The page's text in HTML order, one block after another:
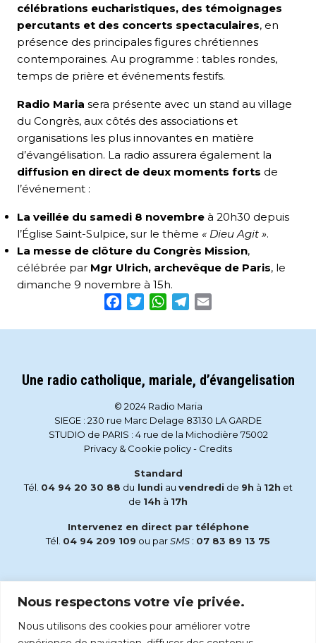
Nous respectons votre vie privée.
Nous utilisons des cookies pour améliorer votre
célébrations eucharistiques, des témoignages
percutants et des concerts spectaculaires, en
présence des principales figures chrétiennes
contemporaines. Au programme : tables rondes,
temps de prière et événements festifs.
Radio Maria sera présente avec un stand au village
du Congrès, aux côtés des associations et
organisations les plus innovantes en matière
d’évangélisation. La radio assurera également la
diffusion en direct de deux moments forts de
l’événement :
La veillée du samedi 8 novembre à 20h30 depuis
l’Église Saint-Sulpice, sur le thème « Dieu Agit ».
La messe de clôture du Congrès Mission,
célébrée par Mgr Ulrich, archevêque de Paris, le
dimanche 9 novembre à 15h.
Facebook
TwitterWhatsApp
Telegram
Une radio catholique, mariale, d’évangelisation
© 2024 Radio Maria
SIEGE : 230 rue Marc Delage 83130 LA GARDE
STUDIO de PARIS : 4 rue de la Michodière 75002
Privacy & Cookie policy- Credits
Standard
Tél. 04 94 20 30 88 du lundi au vendredi de 9h à 12h et
de 14h à 17h
Intervenez en direct par téléphone
Tél. 04 94 209 109 ou parSMS : 07 83 89 13 75
accueil@radiomaria.fr
Écoutez Radio Maria sur :